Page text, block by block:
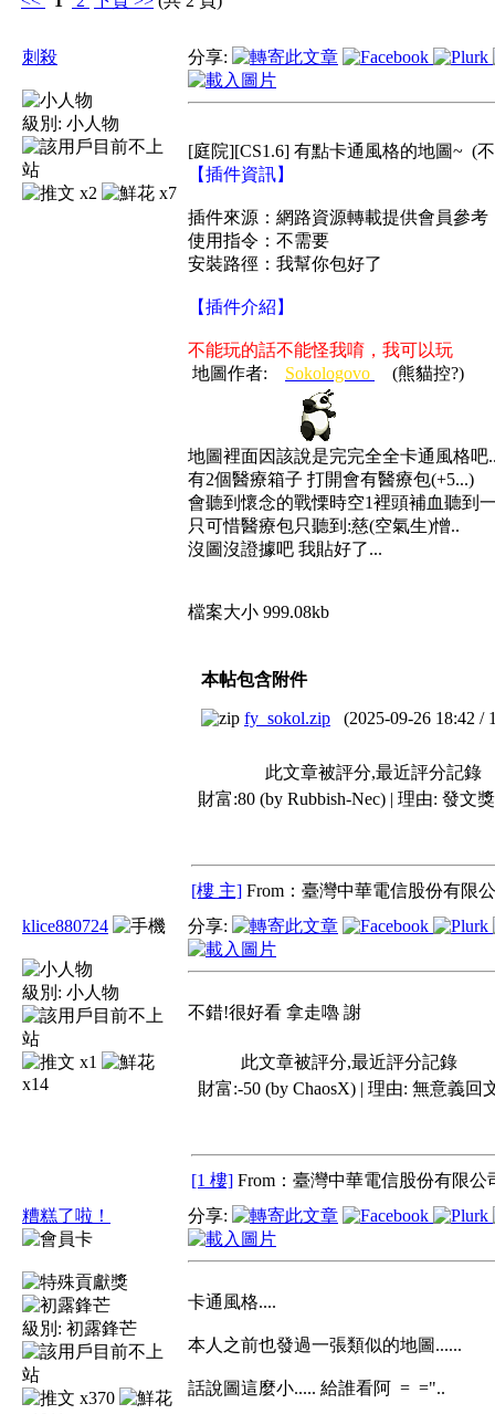
刺殺
級別: 小人物
x2 x7
分享:
[庭院][CS1.6] 有點卡通風格的地圖~ (
【插件資訊】
插件來源：網路資源轉載提供會員參考
使用指令：不需要
安裝路徑：我幫你包好了
【插件介紹】
不能玩的話不能怪我唷，我可以玩
地圖作者: Sokologovo (熊貓控?)
地圖裡面因該說是完完全全卡通風格吧
有2個醫療箱子 打開會有醫療包(+5...)
會聽到懷念的戰慄時空1裡頭補血聽到
只可惜醫療包只聽到:慈(空氣生)憎..
沒圖沒證據吧 我貼好了...
檔案大小 999.08kb
本帖包含附件
fy_sokol.zip (2025-09-26 18:42 /
此文章被評分,最近評分記錄
財富:80 (by Rubbish-Nec) | 理由: 發文
[樓 主] From：臺灣中華電信股份有限
klice880724
級別: 小人物
x1
x14
分享:
不錯!很好看 拿走嚕 謝
此文章被評分,最近評分記錄
財富:-50 (by ChaosX) | 理由: 無意義回
[1 樓] From：臺灣中華電信股份有限公
糟糕了啦！
級別: 初露鋒芒
x370
分享:
卡通風格....
本人之前也發過一張類似的地圖......
話說圖這麼小..... 給誰看阿 = ="..